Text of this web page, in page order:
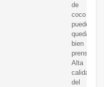
de
coco
puede
quedar
bien
prensado.
Alta
calidad
del